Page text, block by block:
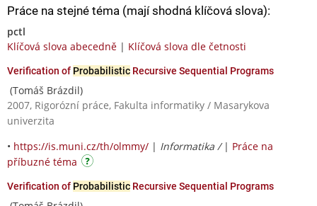
Práce na stejné téma (mají shodná klíčová slova):
pctl
Klíčová slova abecedně | Klíčová slova dle četnosti
Verification of Probabilistic Recursive Sequential Programs
(Tomáš Brázdil)
2007, Rigorózní práce, Fakulta informatiky / Masarykova
univerzita
• https://is.muni.cz/th/olmmy/ | Informatika / | Práce na
příbuzné téma
Verification of Probabilistic Recursive Sequential Programs